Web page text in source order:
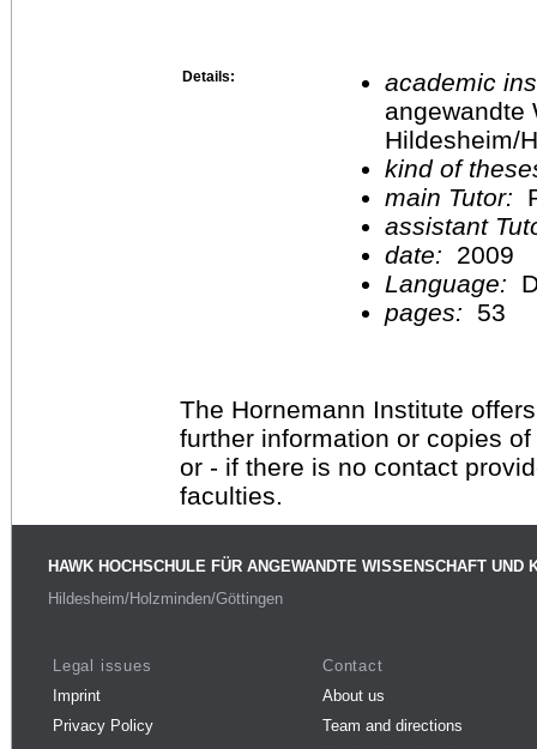
Details:
academic
angewandte
Hildesheim/
kind of
main Tutor:
assistant
date:
2009
Language:
pages:
53
The Hornemann Institute
further information or copies
or - if there is no contact
faculties.
HAWK HOCHSCHULE FÜR ANGEWANDTE WISSENSCHAFT UND
Hildesheim/Holzminden/Göttingen
Legal issues
Imprint
Privacy Policy
Contact
About us
Team and directions